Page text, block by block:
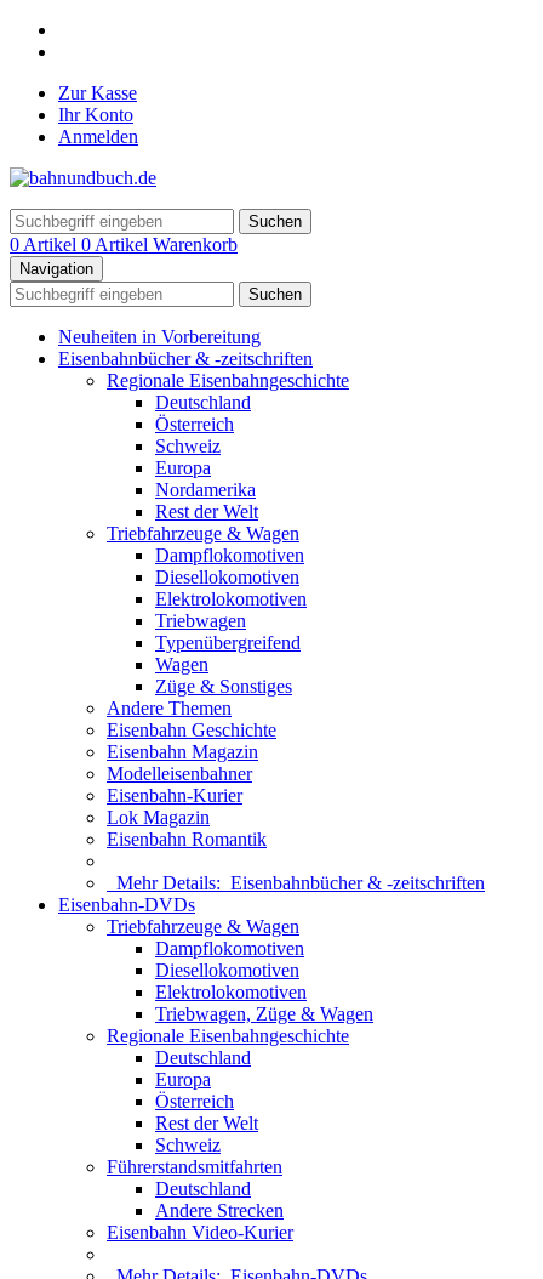
Zur Kasse
Ihr Konto
Anmelden
Suchen
0 Artikel 0 Artikel Warenkorb
Navigation
Suchen
Neuheiten in Vorbereitung
Eisenbahnbücher & -zeitschriften
Regionale Eisenbahngeschichte
Deutschland
Österreich
Schweiz
Europa
Nordamerika
Rest der Welt
Triebfahrzeuge & Wagen
Dampflokomotiven
Diesellokomotiven
Elektrolokomotiven
Triebwagen
Typenübergreifend
Wagen
Züge & Sonstiges
Andere Themen
Eisenbahn Geschichte
Eisenbahn Magazin
Modelleisenbahner
Eisenbahn-Kurier
Lok Magazin
Eisenbahn Romantik
Mehr Details: Eisenbahnbücher & -zeitschriften
Eisenbahn-DVDs
Triebfahrzeuge & Wagen
Dampflokomotiven
Diesellokomotiven
Elektrolokomotiven
Triebwagen, Züge & Wagen
Regionale Eisenbahngeschichte
Deutschland
Europa
Österreich
Rest der Welt
Schweiz
Führerstandsmitfahrten
Deutschland
Andere Strecken
Eisenbahn Video-Kurier